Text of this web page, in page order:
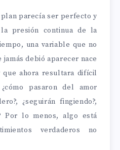
parecía ser perfecto y
presión continua de la
una variable que no
debió aparecer nace
que ahora resultara difícil
pasaron del amor
¿seguirán fingiendo?,
Por lo menos, algo está
verdaderos no